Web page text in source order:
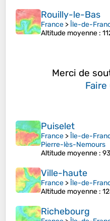
Rouilly-le-Bas
France >Île-de-
Altitude moyenne :
Merci de
Puiselet
France >Île-de-
Pierre-lès-Nemours
Altitude moyenne :
Ville-haute
France >Île-de-
Altitude moyenne :
Richebourg